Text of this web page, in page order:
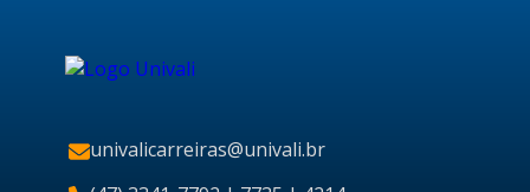
univalicarreiras@univali.br